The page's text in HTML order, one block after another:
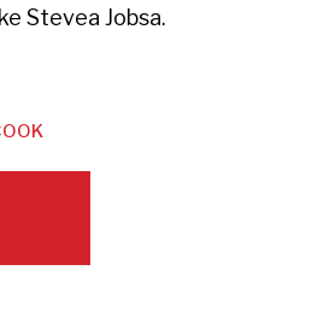
Stevea Jobsa.